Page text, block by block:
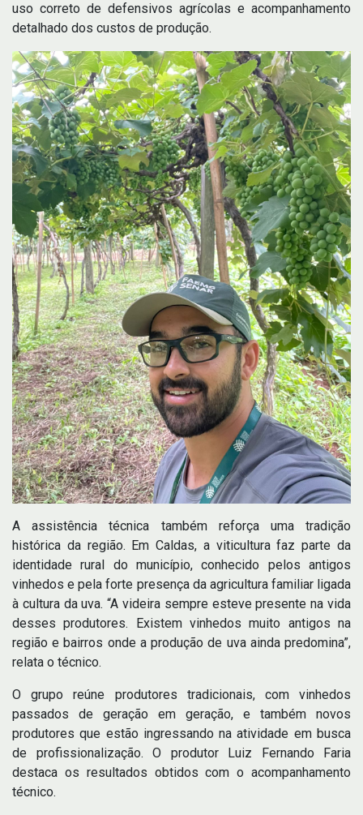
uso correto de defensivos agrícolas e acompanhamento
detalhado dos custos de produção.
A assistência técnica também reforça uma tradição
histórica da região. Em Caldas, a viticultura faz parte da
identidade rural do município, conhecido pelos antigos
vinhedos e pela forte presença da agricultura familiar ligada
à cultura da uva. “A videira sempre esteve presente na vida
desses produtores. Existem vinhedos muito antigos na
região e bairros onde a produção de uva ainda predomina”,
relata o técnico.
O grupo reúne produtores tradicionais, com vinhedos
passados de geração em geração, e também novos
produtores que estão ingressando na atividade em busca
de profissionalização. O produtor Luiz Fernando Faria
destaca os resultados obtidos com o acompanhamento
técnico.